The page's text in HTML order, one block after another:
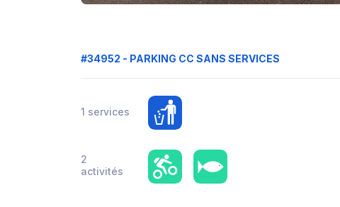
#34952 - PARKING CC SANS SERVICES
1 services
2
activités